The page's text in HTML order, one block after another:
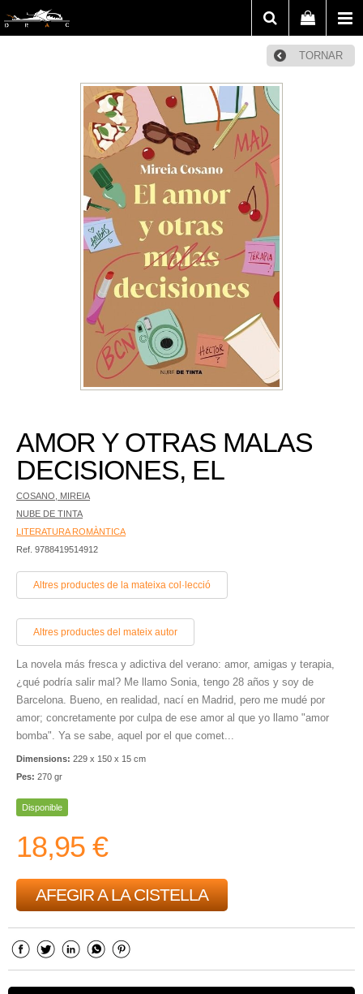
TORNAR
AMOR Y OTRAS MALAS
DECISIONES, EL
COSANO, MIREIA
NUBE DE TINTA
LITERATURA ROMÀNTICA
Ref. 9788419514912
Altres productes de la mateixa col·lecció
Altres productes del mateix autor
La novela más fresca y adictiva del verano: amor, amigas y terapia,
¿qué podría salir mal? Me llamo Sonia, tengo 28 años y soy de
Barcelona. Bueno, en realidad, nací en Madrid, pero me mudé por
amor; concretamente por culpa de ese amor al que yo llamo "amor
bomba". Ya se sabe, aquel por el que comet...
Dimensions: 229 x 150 x 15 cm
Pes: 270 gr
Disponible
18,95 €
AFEGIR A LA CISTELLA